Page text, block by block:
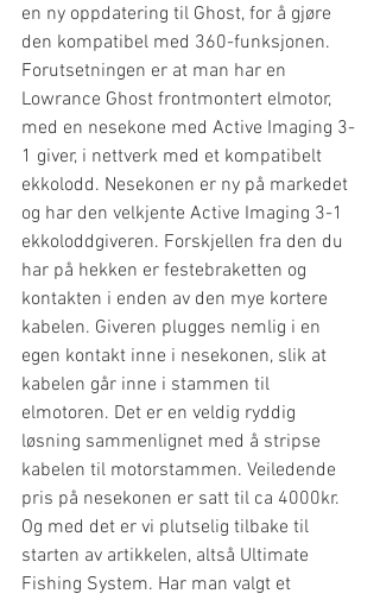
en ny oppdatering til Ghost, for å gjøre
den kompatibel med 360-funksjonen.
Forutsetningen er at man har en
Lowrance Ghost frontmontert elmotor,
med en nesekone med Active Imaging 3-
1 giver, i nettverk med et kompatibelt
ekkolodd. Nesekonen er ny på markedet
og har den velkjente Active Imaging 3-1
ekkoloddgiveren. Forskjellen fra den du
har på hekken er festebraketten og
kontakten i enden av den mye kortere
kabelen. Giveren plugges nemlig i en
egen kontakt inne i nesekonen, slik at
kabelen går inne i stammen til
elmotoren. Det er en veldig ryddig
løsning sammenlignet med å stripse
kabelen til motorstammen. Veiledende
pris på nesekonen er satt til ca 4000kr.
Og med det er vi plutselig tilbake til
starten av artikkelen, altså Ultimate
Fishing System. Har man valgt et